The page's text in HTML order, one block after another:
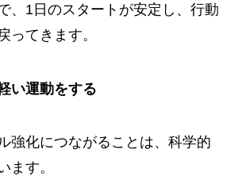
、1日のスタートが安定し、行動
ってきます。
い運動をする
強化につながることは、科学的
ます。